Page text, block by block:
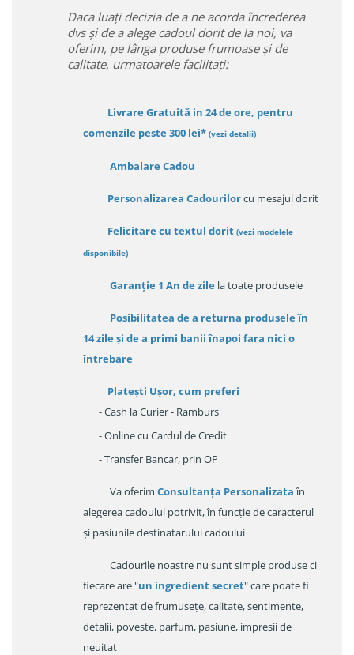
Daca luați decizia de a ne acorda încrederea
dvs și de a alege cadoul dorit de la noi, va
oferim, pe lânga produse frumoase și de
calitate, urmatoarele facilitați:
Livrare Gratuită in 24 de ore, pentru
comenzile peste 300 lei* (vezi detalii)
Ambalare Cadou
Personalizarea Cadourilorcu mesajul dorit
Felicitare cu textul dorit (vezi modelele
disponibile)
Garanție 1 An de zile la toate produsele
Posibilitatea de a returna produsele în
14 zileși de a primi banii înapoi fara nici o
întrebare
Platești Ușor, cum preferi
- Cash la Curier - Ramburs
- Online cu Cardul de Credit
- Transfer Bancar, prin OP
Va oferim Consultanța Personalizataîn
alegerea cadoulul potrivit, în funcție de caracterul
și pasiunile destinatarului cadoului
Cadourile noastre nu sunt simple produse ci
fiecare are "un ingredient secret" care poate fi
reprezentat de frumusețe, calitate, sentimente,
detalii, poveste, parfum, pasiune, impresii de
neuitat